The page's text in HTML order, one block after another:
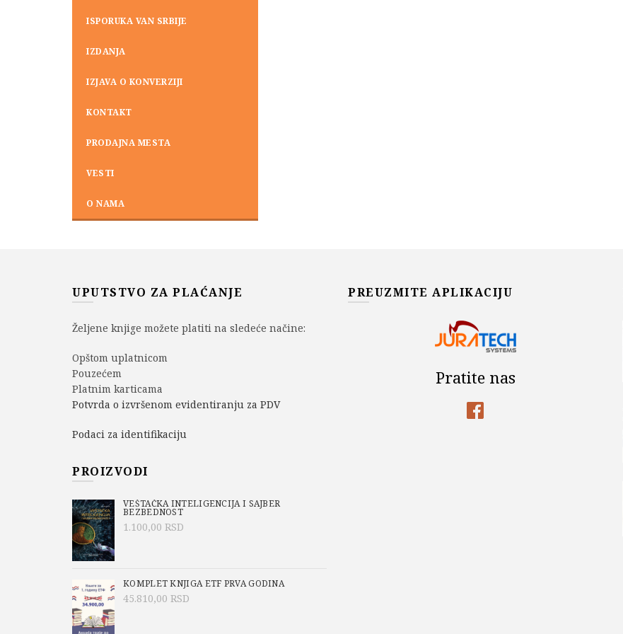
ISPORUKA VAN SRBIJE
IZDANJA
IZJAVA O KONVERZIJI
KONTAKT
PRODAJNA MESTA
VESTI
O NAMA
UPUTSTVO ZA PLAĆANJE
Željene knjige možete platiti na sledeće načine:
Opštom uplatnicom
Pouzećem
Platnim karticama
Potvrda o izvršenom evidentiranju za PDV
Podaci za identifikaciju
PROIZVODI
VEŠTAČKA INTELIGENCIJA I SAJBER
BEZBEDNOST
1.100,00 RSD
KOMPLET KNJIGA ETF PRVA GODINA
45.810,00 RSD
PREUZMITE APLIKACIJU
Pratite nas